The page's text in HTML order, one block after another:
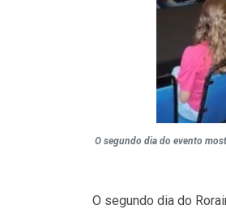
O segundo dia do evento
O segundo dia do